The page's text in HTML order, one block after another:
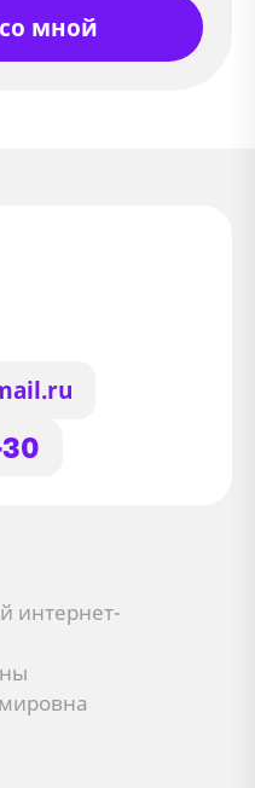
мной
интернет-
Cookie
и
и
трафика,
и улучшения
персональных